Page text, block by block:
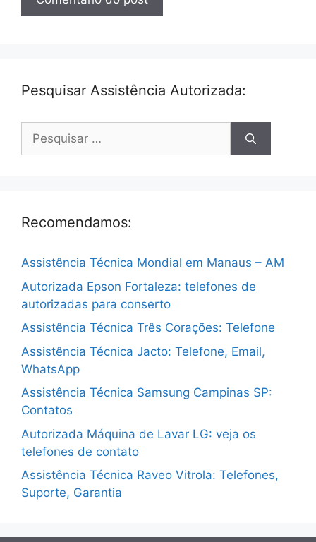
Pesquisar Assistência Autorizada:
Pesquisar
Recomendamos:
Assistência Técnica Mondial em Manaus – AM
Autorizada Epson Fortaleza: telefones de
autorizadas para conserto
Assistência Técnica Três Corações: Telefone
Assistência Técnica Jacto: Telefone, Email,
WhatsApp
Assistência Técnica Samsung Campinas SP:
Contatos
Autorizada Máquina de Lavar LG: veja os
telefones de contato
Assistência Técnica Raveo Vitrola: Telefones,
Suporte, Garantia